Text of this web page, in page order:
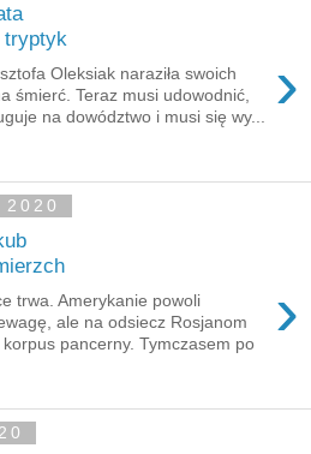
tryptyk
›
Oleksiak naraziła swoich
śmierć. Teraz musi udowodnić,
na dowództwo i musi się wy...
›
trwa. Amerykanie powoli
ale na odsiecz Rosjanom
pancerny. Tymczasem po